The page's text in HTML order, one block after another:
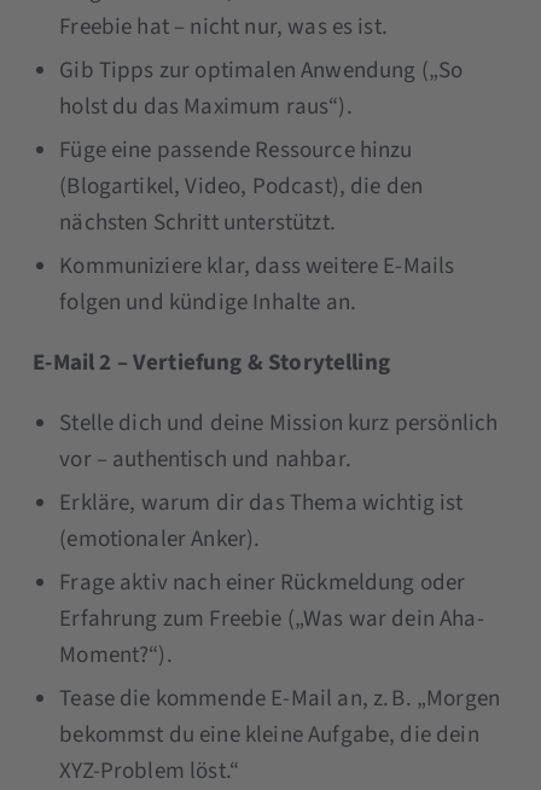
Freebie hat – nicht nur, was es ist.
Gib Tipps zur optimalen Anwendung („So
holst du das Maximum raus“).
Füge eine passende Ressource hinzu
(Blogartikel, Video, Podcast), die den
nächsten Schritt unterstützt.
Kommuniziere klar, dass weitere E-Mails
folgen und kündige Inhalte an.
E-Mail 2 – Vertiefung & Storytelling
Stelle dich und deine Mission kurz persönlich
vor – authentisch und nahbar.
Erkläre, warum dir das Thema wichtig ist
(emotionaler Anker).
Frage aktiv nach einer Rückmeldung oder
Erfahrung zum Freebie („Was war dein Aha-
Moment?“).
Tease die kommende E-Mail an, z. B. „Morgen
bekommst du eine kleine Aufgabe, die dein
XYZ-Problem löst.“